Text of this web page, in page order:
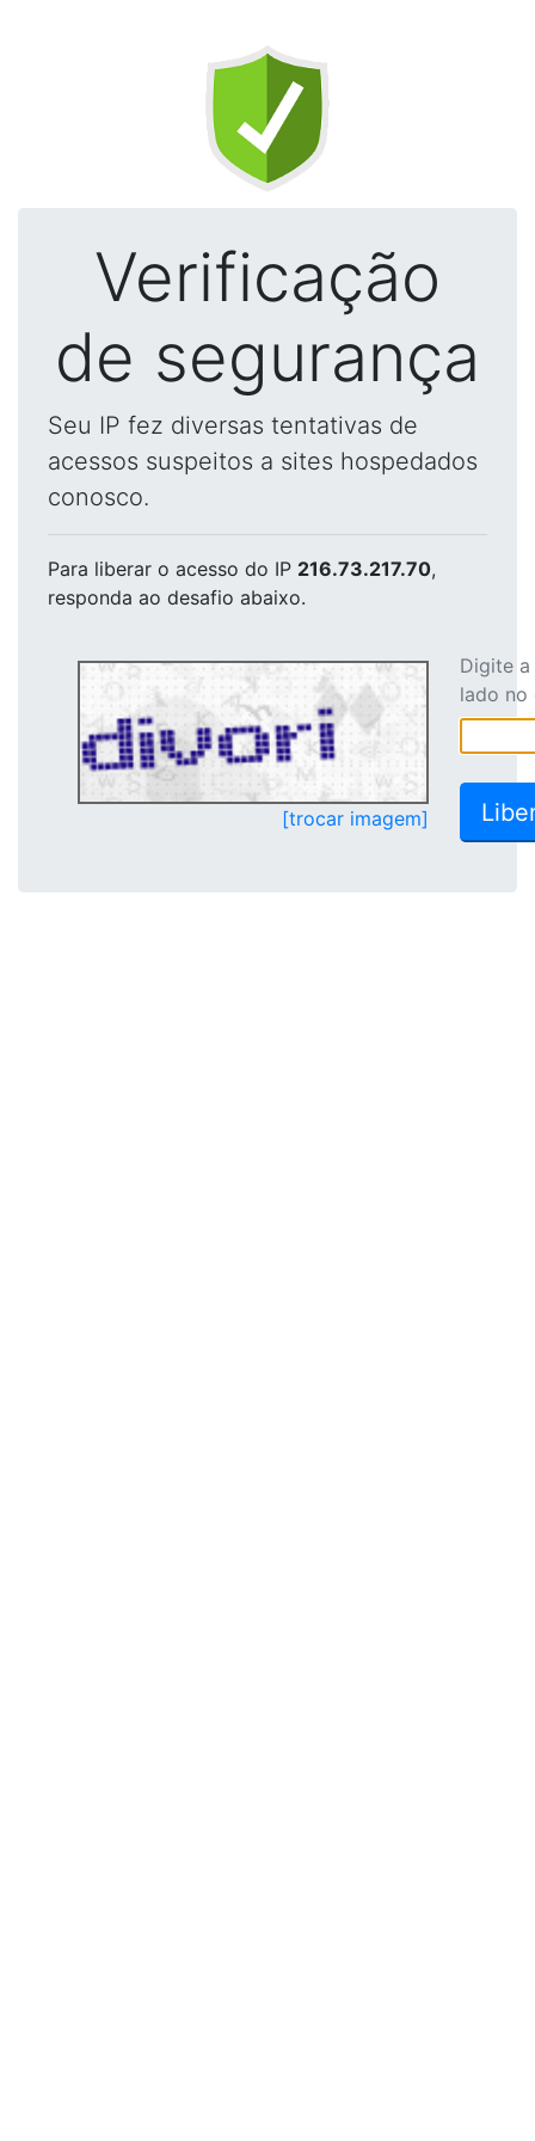
Verificação
de segurança
Seu IP fez diversas tentativas de
acessos suspeitos a sites hospedados
conosco.
Para liberar o acesso do IP 216.73.217.70,
responda ao desafio abaixo.
[trocar imagem]
Digite
lado no